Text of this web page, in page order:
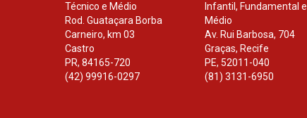
Técnico e Médio
Rod. Guataçara Borba
Carneiro, km 03
Castro
PR, 84165-720
(42) 99916-0297
Infantil, Fundamental e
Médio
Av. Rui Barbosa, 704
Graças, Recife
PE, 52011-040
(81) 3131-6950